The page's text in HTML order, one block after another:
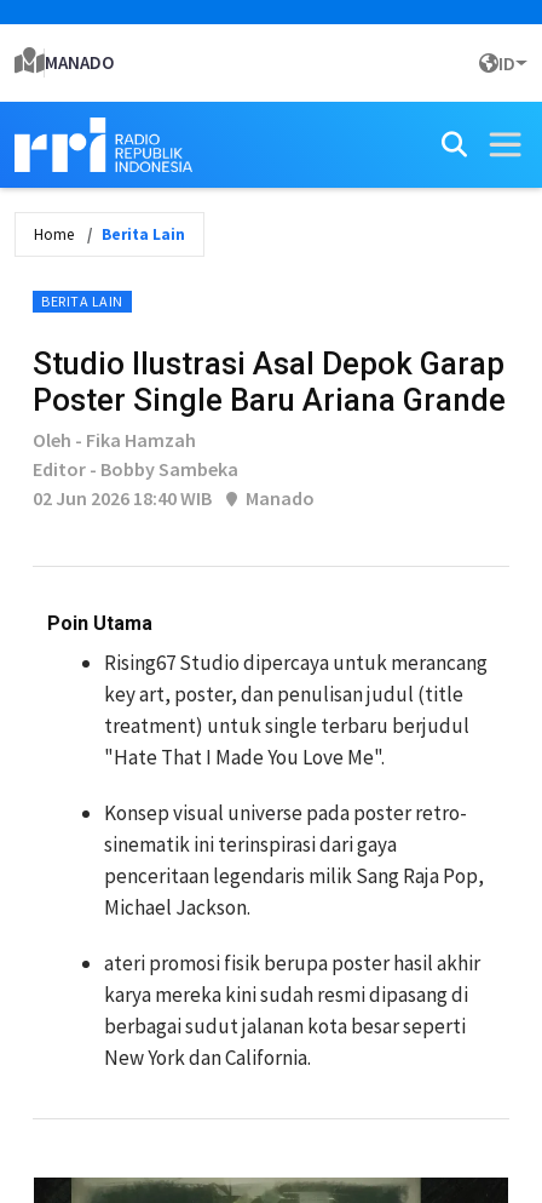
MANADO ID
Home Berita Lain
BERITA LAIN
Studio Ilustrasi Asal Depok Garap
Poster Single Baru Ariana Grande
Oleh - Fika Hamzah
Editor - Bobby Sambeka
02 Jun 2026 18:40 WIB
Manado
Poin Utama
Rising67 Studio dipercaya untuk merancang
key art, poster, dan penulisan judul (title
treatment) untuk single terbaru berjudul
"Hate That I Made You Love Me".
Konsep visual universe pada poster retro-
sinematik ini terinspirasi dari gaya
penceritaan legendaris milik Sang Raja Pop,
Michael Jackson.
ateri promosi fisik berupa poster hasil akhir
karya mereka kini sudah resmi dipasang di
berbagai sudut jalanan kota besar seperti
New York dan California.